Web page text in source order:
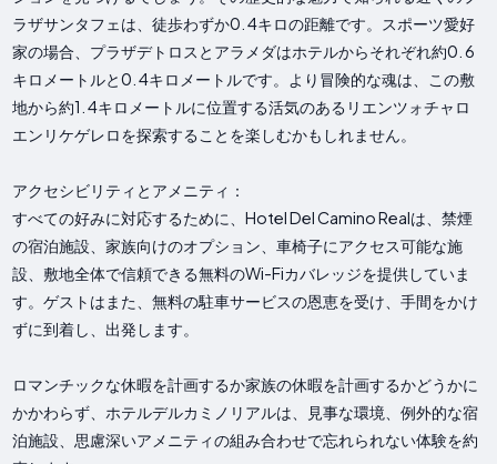
ラザサンタフェは、徒歩わずか0. 4キロの距離です。スポーツ愛好
家の場合、プラザデトロスとアラメダはホテルからそれぞれ約0. 6
キロメートルと0. 4キロメートルです。より冒険的な魂は、この敷
地から約1. 4キロメートルに位置する活気のあるリエンツォチャロ
エンリケゲレロを探索することを楽しむかもしれません。
アクセシビリティとアメニティ：
すべての好みに対応するために、Hotel Del Camino Realは、禁煙
の宿泊施設、家族向けのオプション、車椅子にアクセス可能な施
設、敷地全体で信頼できる無料のWi-Fiカバレッジを提供していま
す。ゲストはまた、無料の駐車サービスの恩恵を受け、手間をかけ
ずに到着し、出発します。
ロマンチックな休暇を計画するか家族の休暇を計画するかどうかに
かかわらず、ホテルデルカミノリアルは、見事な環境、例外的な宿
泊施設、思慮深いアメニティの組み合わせで忘れられない体験を約